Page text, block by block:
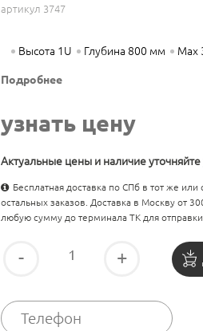
артикул 3747
Высота 1U Глубина 800 мм Max
Подробнее
узнать цену
Актуальные цены и наличие
Бесплатная доставка по СПб в тот же
остальных заказов. Доставка в Москву от
любую сумму до терминала ТК для
- +